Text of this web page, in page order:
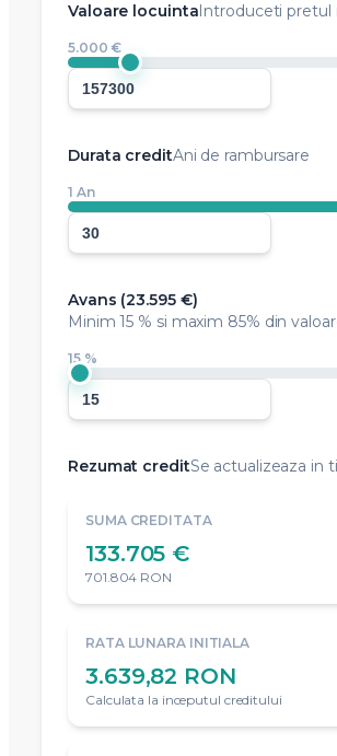
Valoare locuintaIntroduceti pretul
5.000 €
Durata creditAni de rambursare
1 An
Avans (23.595 €)
Minim15 % si maxim 85% din
15 %
Rezumat creditSe actualizeaza in
SUMA CREDITATA
133.705 €
701.804 RON
RATA LUNARA INITIALA
3.639,82 RON
Calculata la inceputul creditului